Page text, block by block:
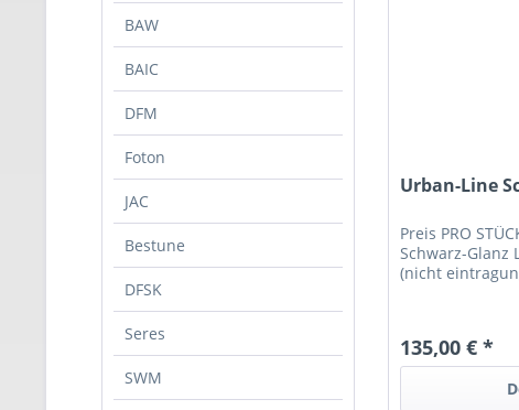
BAW
BAIC
DFM
Foton
JAC
Bestune
DFSK
Seres
SWM
Urban-Line
Preis PRO
Schwarz-Glanz
(nicht
135,00 € *